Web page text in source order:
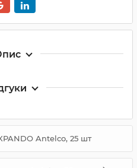
Antelco, 25 шт